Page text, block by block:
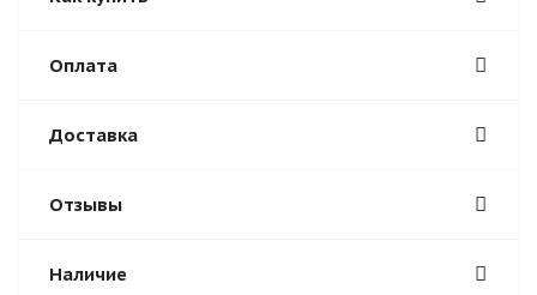
Оплата
Доставка
Отзывы
Наличие